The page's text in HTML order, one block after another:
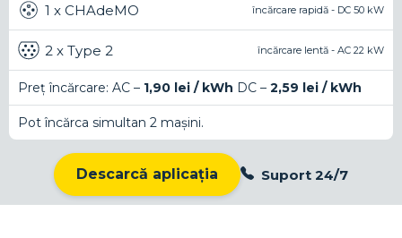
1 x CHAdeMO încărcare rapidă - DC 50 kW
2 x Type 2 încărcare lentă - AC 22 kW
Preț încărcare: AC – 1,90 lei / kWh DC – 2,59 lei / kWh
Pot încărca simultan 2 mașini.
Descarcă aplicația Suport 24/7